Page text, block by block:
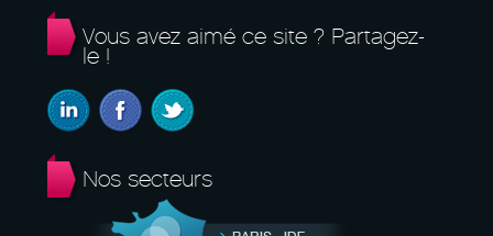
Vous avez aimé ce site ? Partagez-
le !
Nos secteurs